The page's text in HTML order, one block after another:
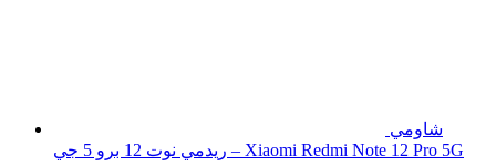
شاومي
ريدمي نوت 12 برو 5 جي – Xiaomi Redmi Note 12 Pro 5G